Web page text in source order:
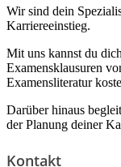
Wir sind dein
Karriereeinstieg.
Mit uns kannst du
Examensklausuren
Examensliteratur
Darüber hinaus
der Planung deiner
Kontakt